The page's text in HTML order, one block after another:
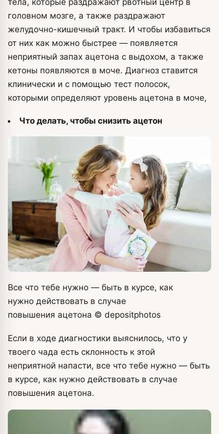
головном мозге, а также раздражают
желудочно-кишечный тракт. И чтобы избавиться
от них как можно быстрее — появляется
неприятный запах ацетона с выдохом, а также
кетоны появляются в моче. Диагноз ставится
клинически и с помощью тест полосок,
которыми определяют уровень ацетона в моче,
Что делать, чтобы снизить ацетон
Все что тебе нужно — быть в курсе, как
нужно действовать в случае
повышения ацетона © depositphоtos
Если в ходе диагностики выяснилось, что у
твоего чада есть склонность к этой
неприятной напасти, все что тебе нужно — быть
в курсе, как нужно действовать в случае
повышения ацетона.